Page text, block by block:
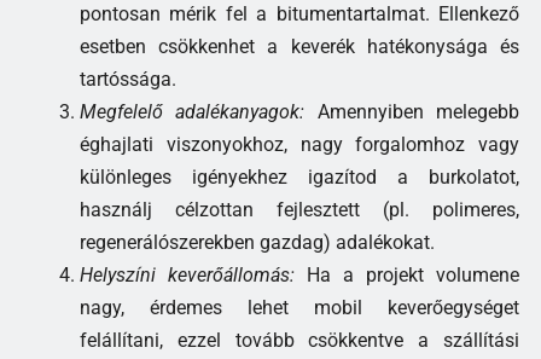
pontosan mérik fel a bitumentartalmat. Ellenkező
esetben csökkenhet a keverék hatékonysága és
tartóssága.
Megfelelő adalékanyagok: Amennyiben melegebb
éghajlati viszonyokhoz, nagy forgalomhoz vagy
különleges igényekhez igazítod a burkolatot,
használj célzottan fejlesztett (pl. polimeres,
regenerálószerekben gazdag) adalékokat.
Helyszíni keverőállomás: Ha a projekt volumene
nagy, érdemes lehet mobil keverőegységet
felállítani, ezzel tovább csökkentve a szállítási